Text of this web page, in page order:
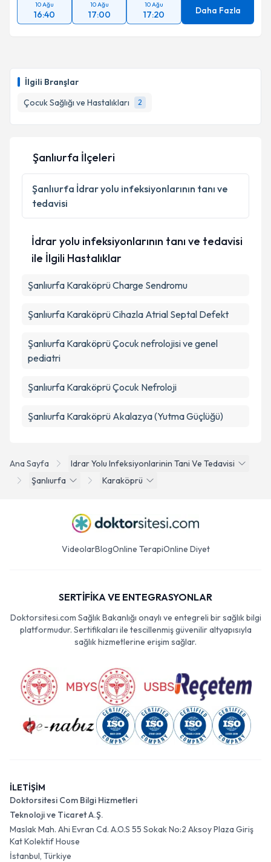
İlgili Branşlar
Çocuk Sağlığı ve Hastalıkları
2
10 Ağu
16:40
10 Ağu
17:00
10 Ağu
17:20 Daha Fazla
Ana Sayfa
Idrar Yolu Infeksiyonlarinin Tani Ve Tedavisi
Şanlıurfa
Karaköprü
Şanlıurfa İlçeleri
Şanlıurfa İdrar yolu infeksiyonlarının tanı ve
tedavisi
İdrar yolu infeksiyonlarının tanı ve tedavisi
ile İlgili Hastalıklar
Şanlıurfa Karaköprü Charge Sendromu
Şanlıurfa Karaköprü Cihazla Atrial Septal Defekt
Şanlıurfa Karaköprü Çocuk nefrolojisi ve genel
pediatri
Şanlıurfa Karaköprü Çocuk Nefroloji
Şanlıurfa Karaköprü Akalazya (Yutma Güçlüğü)
VideolarBlogOnline TerapiOnline Diyet
SERTİFİKA VE ENTEGRASYONLAR
Doktorsitesi.com Sağlık Bakanlığı onaylı ve entegreli bir sağlık bilgi
platformudur. Sertifikaları ile tescillenmiş güvenilir altyapısıyla
sağlık hizmetlerine erişim sağlar.
İLETİŞİM
Doktorsitesi Com Bilgi Hizmetleri
Teknoloji ve Ticaret A.Ş.
Maslak Mah. Ahi Evran Cd. A.O.S 55 Sokak No:2 Aksoy Plaza Giriş
Kat Kolektif House
İstanbul, Türkiye